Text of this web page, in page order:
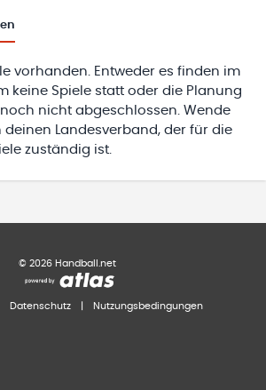
vorhanden. Entweder es finden im
keine Spiele statt oder die Planung
nicht abgeschlossen. Wende
deinen Landesverband, der für die
zuständig ist.
© 2026 Handball.net
Datenschutz Nutzungsbedingungen